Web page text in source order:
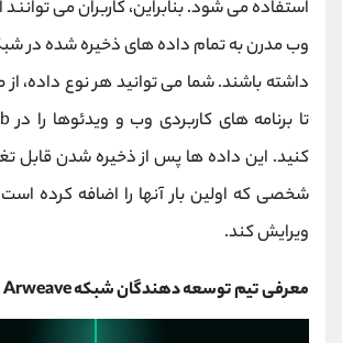
استفاده می شود. بنابراین، کاربران می
وب مدرن به تمام داده های ذخیره شده در
داشته باشند. شما می توانید هر نوع داده،
کنید. این داده ها پس از ذخیره شدن قابل
شخصی که اولین بار آنها را اضافه کرده است
ویرایش کند.
معرفی تیم توسعه دهندگان شبکه Arweave